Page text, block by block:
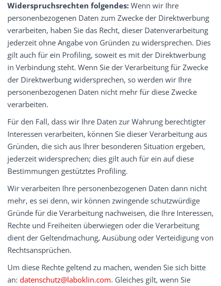
Widerspruchsrechten folgendes: Wenn wir Ihre
personenbezogenen Daten zum Zwecke der Direktwerbung
verarbeiten, haben Sie das Recht, dieser Datenverarbeitung
jederzeit ohne Angabe von Gründen zu widersprechen. Dies
gilt auch für ein Profiling, soweit es mit der Direktwerbung
in Verbindung steht. Wenn Sie der Verarbeitung für Zwecke
der Direktwerbung widersprechen, so werden wir Ihre
personenbezogenen Daten nicht mehr für diese Zwecke
verarbeiten.
Für den Fall, dass wir Ihre Daten zur Wahrung berechtigter
Interessen verarbeiten, können Sie dieser Verarbeitung aus
Gründen, die sich aus Ihrer besonderen Situation ergeben,
jederzeit widersprechen; dies gilt auch für ein auf diese
Bestimmungen gestütztes Profiling.
Wir verarbeiten Ihre personenbezogenen Daten dann nicht
mehr, es sei denn, wir können zwingende schutzwürdige
Gründe für die Verarbeitung nachweisen, die Ihre Interessen,
Rechte und Freiheiten überwiegen oder die Verarbeitung
dient der Geltendmachung, Ausübung oder Verteidigung von
Rechtsansprüchen.
Um diese Rechte geltend zu machen, wenden Sie sich bitte
an: datenschutz@laboklin.com. Gleiches gilt, wenn Sie